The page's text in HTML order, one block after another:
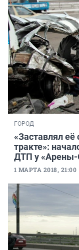
ГОРОД
«Заставлял её
тракте»:
ДТП у
1 МАРТА 2018, 21:00